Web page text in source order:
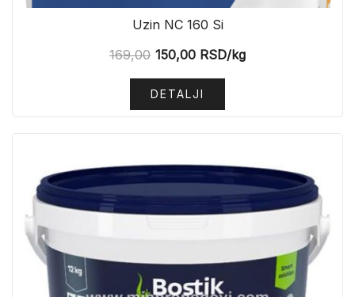
Uzin NC 160 Si
169,00 150,00 RSD/kg
DETALJI